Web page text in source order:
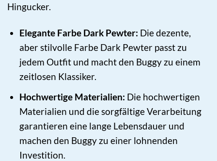
Hingucker.
Elegante Farbe Dark Pewter: Die dezente,
aber stilvolle Farbe Dark Pewter passt zu
jedem Outfit und macht den Buggy zu einem
zeitlosen Klassiker.
Hochwertige Materialien: Die hochwertigen
Materialien und die sorgfältige Verarbeitung
garantieren eine lange Lebensdauer und
machen den Buggy zu einer lohnenden
Investition.